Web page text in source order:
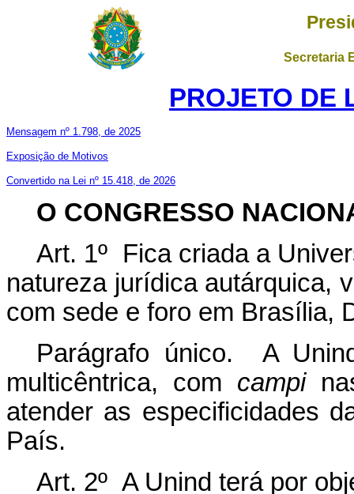
Secretaria
PROJETO DE
Mensagem nº 1.798, de 2025
Exposição de Motivos
Convertido na Lei nº 15.418, de 2026
O CONGRESSO
Art. 1º Fica criada a
natureza jurídica autárquica,
com sede e foro em Brasília,
Parágrafo único. A
multicêntrica, com campi
atender as especificidades
País.
Art. 2º A Unind terá por